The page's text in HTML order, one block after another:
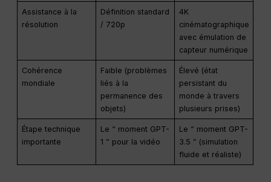
Assistance à la
résolution
Définition standard
/ 720p
4K
cinématographique
avec émulation de
capteur numérique
Cohérence
mondiale
Faible (problèmes
liés à la
permanence des
objets)
Élevé (état
persistant du
monde à travers
plusieurs prises)
Étape technique
importante
Le “ moment GPT-
1 ” pour la vidéo
Le “ moment GPT-
3.5 ” (simulation
fluide et réaliste)